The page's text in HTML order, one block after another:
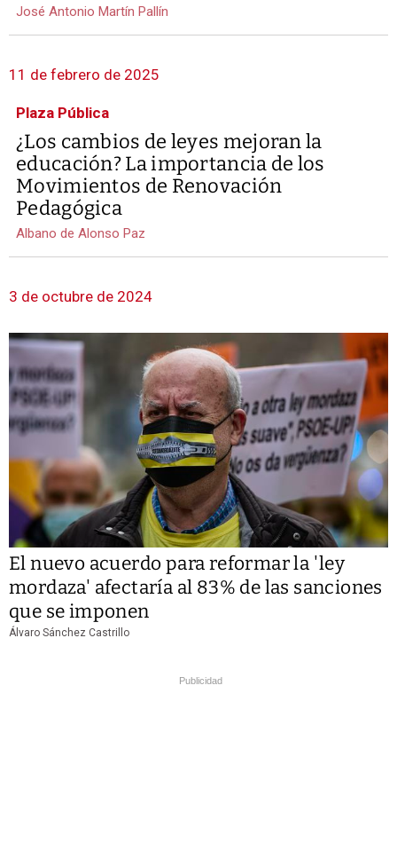
José Antonio Martín Pallín
11 de febrero de 2025
Plaza Pública
¿Los cambios de leyes mejoran la
educación? La importancia de los
Movimientos de Renovación
Pedagógica
Albano de Alonso Paz
3 de octubre de 2024
El nuevo acuerdo para reformar la 'ley
mordaza' afectaría al 83% de las sanciones
que se imponen
Álvaro Sánchez Castrillo
Publicidad